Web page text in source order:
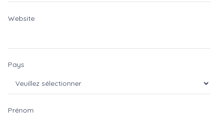
Website
Pays
Prénom